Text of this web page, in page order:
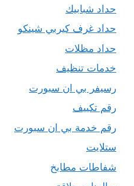
حداد شبابيك
حداد غرف كيربي شينكو
حداد مظلات
خدمات تنظيف
رسيفر بي ان سبورت
رقم تكييف
رقم خدمة بي ان سبورت
ستلايت
شفاطات مطابخ